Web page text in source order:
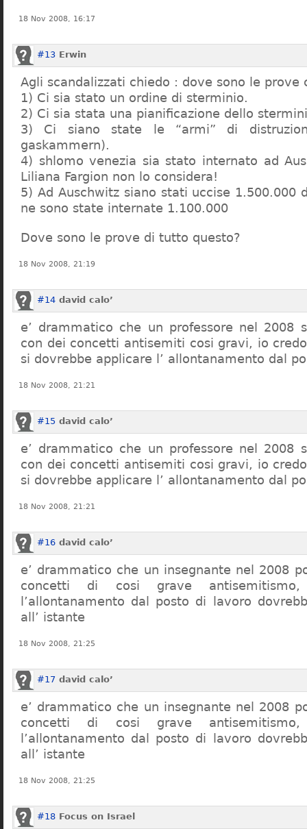
18 Nov 2008, 16:17
#13 Erwin
Agli scandalizzati chiedo : dove sono le prove
1) Ci sia stato un ordine di sterminio.
2) Ci sia stata una pianificazione dello
3) Ci siano state le “armi” di
gaskammern).
4) shlomo venezia sia stato internato ad
Liliana Fargion non lo considera!
5) Ad Auschwitz siano stati uccise 1.500.000
ne sono state internate 1.100.000
Dove sono le prove di tutto questo?
18 Nov 2008, 21:19
#14 david calo’
e’ drammatico che un professore nel 2008
con dei concetti antisemiti cosi gravi, io
si dovrebbe applicare l’ allontanamento dal
18 Nov 2008, 21:21
#15 david calo’
e’ drammatico che un professore nel 2008
con dei concetti antisemiti cosi gravi, io
si dovrebbe applicare l’ allontanamento dal
18 Nov 2008, 21:21
#16 david calo’
e’ drammatico che un insegnante nel 2008
concetti di cosi grave
l’allontanamento dal posto di lavoro
all’ istante
18 Nov 2008, 21:25
#17 david calo’
e’ drammatico che un insegnante nel 2008
concetti di cosi grave
l’allontanamento dal posto di lavoro
all’ istante
18 Nov 2008, 21:25
#18 Focus on Israel